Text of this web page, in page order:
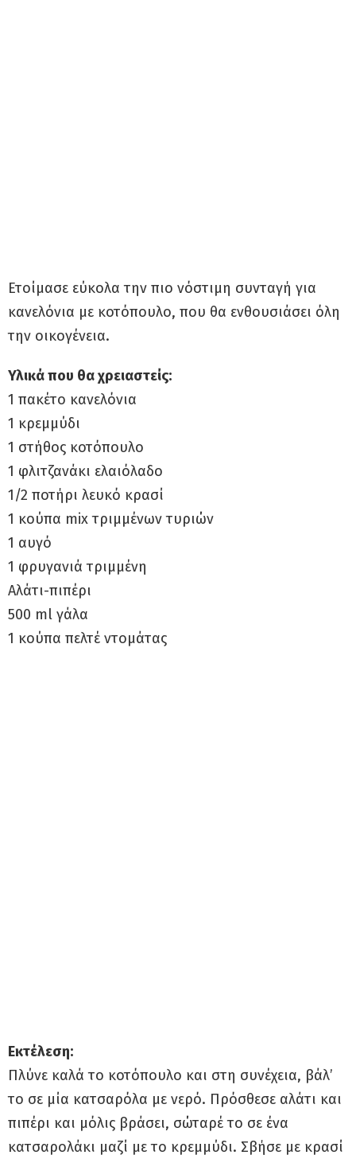
Ετοίμασε εύκολα την πιο νόστιμη συνταγή για
κανελόνια με κοτόπουλο, που θα ενθουσιάσει όλη
την οικογένεια.
Υλικά που θα χρειαστείς:
1 πακέτο κανελόνια
1 κρεμμύδι
1 στήθος κοτόπουλο
1 φλιτζανάκι ελαιόλαδο
1/2 ποτήρι λευκό κρασί
1 κούπα mix τριμμένων τυριών
1 αυγό
1 φρυγανιά τριμμένη
Αλάτι-πιπέρι
500 ml γάλα
1 κούπα πελτέ ντομάτας
Εκτέλεση:
Πλύνε καλά το κοτόπουλο και στη συνέχεια, βάλ’
το σε μία κατσαρόλα με νερό. Πρόσθεσε αλάτι και
πιπέρι και μόλις βράσει, σώταρέ το σε ένα
κατσαρολάκι μαζί με το κρεμμύδι. Σβήσε με κρασί